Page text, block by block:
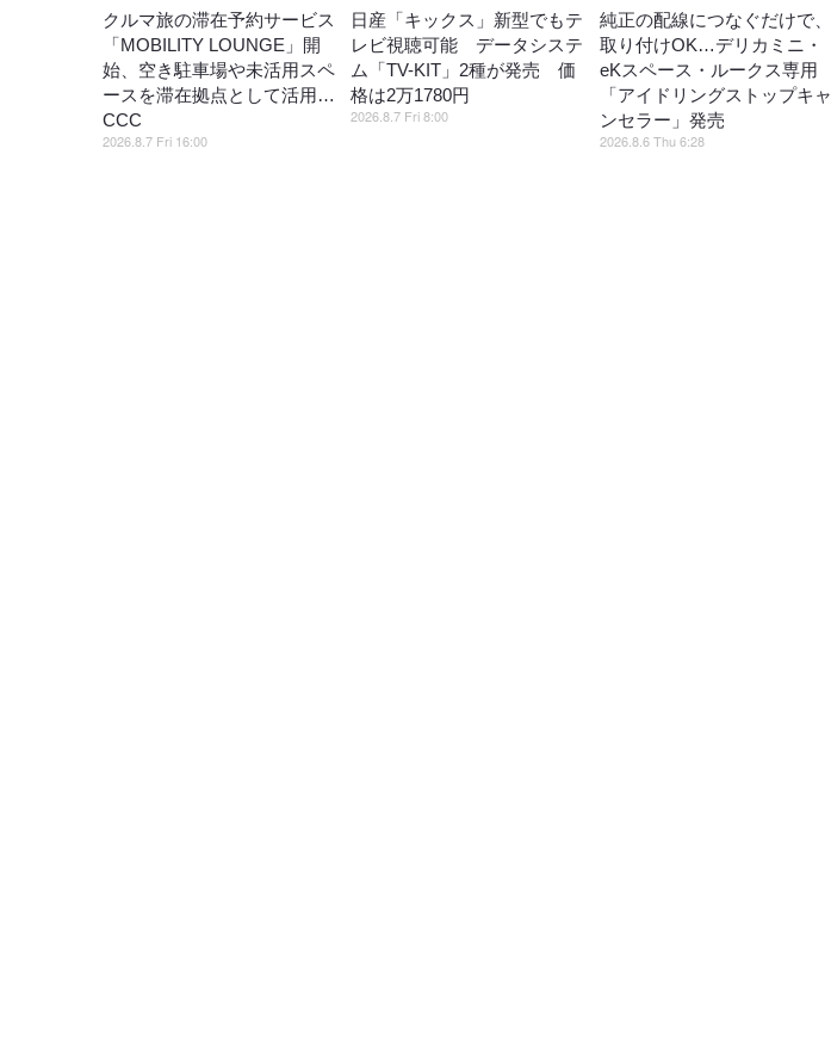
クルマ旅の滞在予約サービス
「MOBILITY LOUNGE」開
始、空き駐車場や未活用スペ
ースを滞在拠点として活用…
CCC
2026.8.7 Fri 16:00
日産「キックス」新型でもテ
レビ視聴可能 データシステ
ム「TV-KIT」2種が発売 価
格は2万1780円
2026.8.7 Fri 8:00
純正の配線につなぐだけで、
取り付けOK…デリカミニ・
eKスペース・ルークス専用
「アイドリングストップキャ
ンセラー」発売
2026.8.6 Thu 6:28